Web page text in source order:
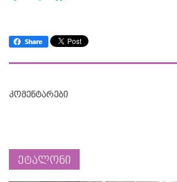
კომენტარები
ეტალონი